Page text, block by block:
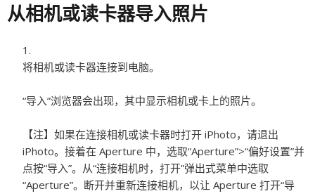
从相机或读卡器导入照片
将相机或读卡器连接到电脑。
“导入”浏览器会出现，其中显示相机或卡上的照片。
【注】 如果在连接相机或读卡器时打开 iPhoto，请退出
iPhoto。接着在 Aperture 中，选取“Aperture”>“偏好设置”并
点按“导入”。从“连接相机时，打开”弹出式菜单中选取
“Aperture”。断开并重新连接相机，以让 Aperture 打开“导